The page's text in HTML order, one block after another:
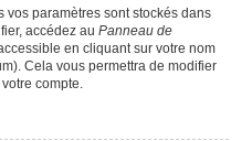
vos paramètres sont stockés dans
accédez au Panneau de
en cliquant sur votre nom
Cela vous permettra de modifier
compte.